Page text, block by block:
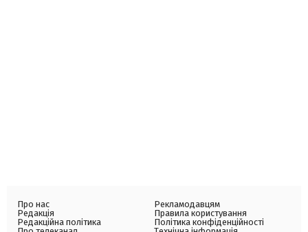
Про нас
Редакція
Редакційна політика
Рекламодавцям
Правила користування
Політика конфіденційності